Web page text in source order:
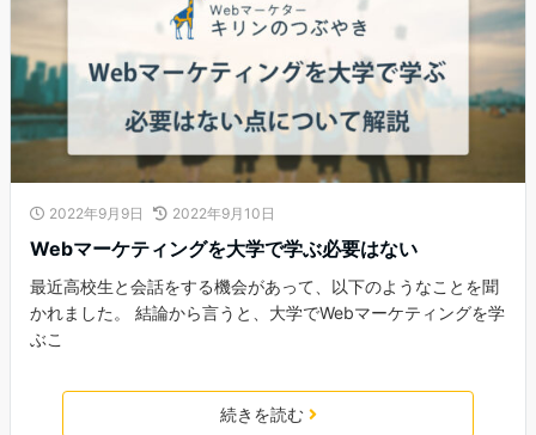
2022年9月9日 2022年9月10日
Webマーケティングを大学で学ぶ必要はない
最近高校生と会話をする機会があって、以下のようなことを聞
かれました。 結論から言うと、大学でWebマーケティングを学
ぶこ
続きを読む